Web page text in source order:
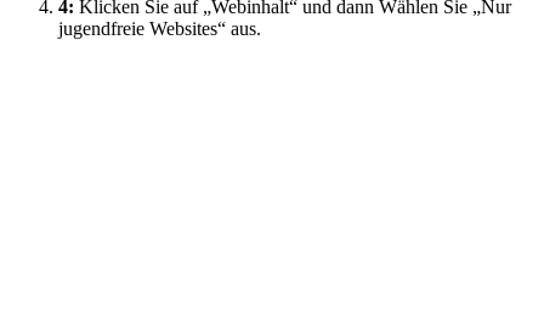
4: Klicken Sie auf „Webinhalt“ und dann Wählen Sie „Nur
jugendfreie Websites“ aus.